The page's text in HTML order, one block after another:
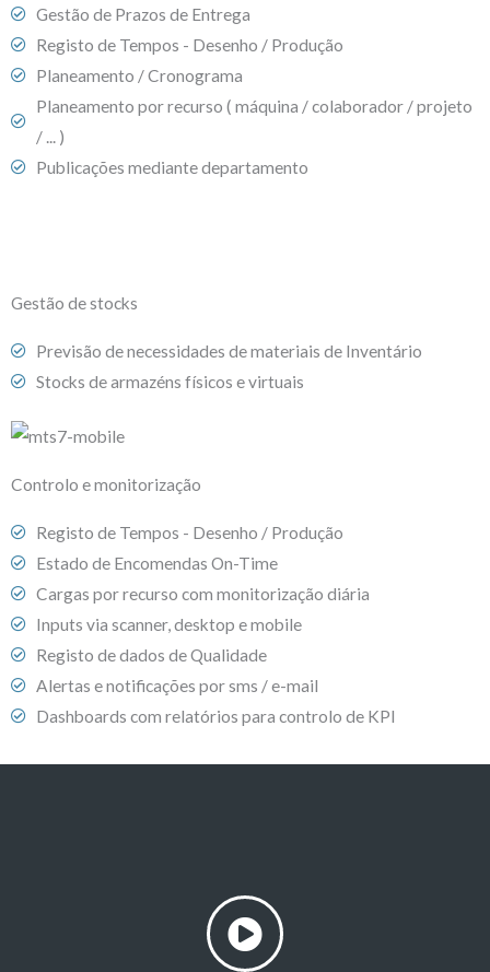
Gestão de Prazos de Entrega
Registo de Tempos - Desenho / Produção
Planeamento / Cronograma
Planeamento por recurso ( máquina / colaborador / projeto
/ ... )
Publicações mediante departamento
Gestão de stocks
Previsão de necessidades de materiais de Inventário
Stocks de armazéns físicos e virtuais
Controlo e monitorização
Registo de Tempos - Desenho / Produção
Estado de Encomendas On-Time
Cargas por recurso com monitorização diária
Inputs via scanner, desktop e mobile
Registo de dados de Qualidade
Alertas e notificações por sms / e-mail
Dashboards com relatórios para controlo de KPI